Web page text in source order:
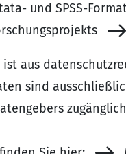
und SPSS-
aus
sind
Sie hier: